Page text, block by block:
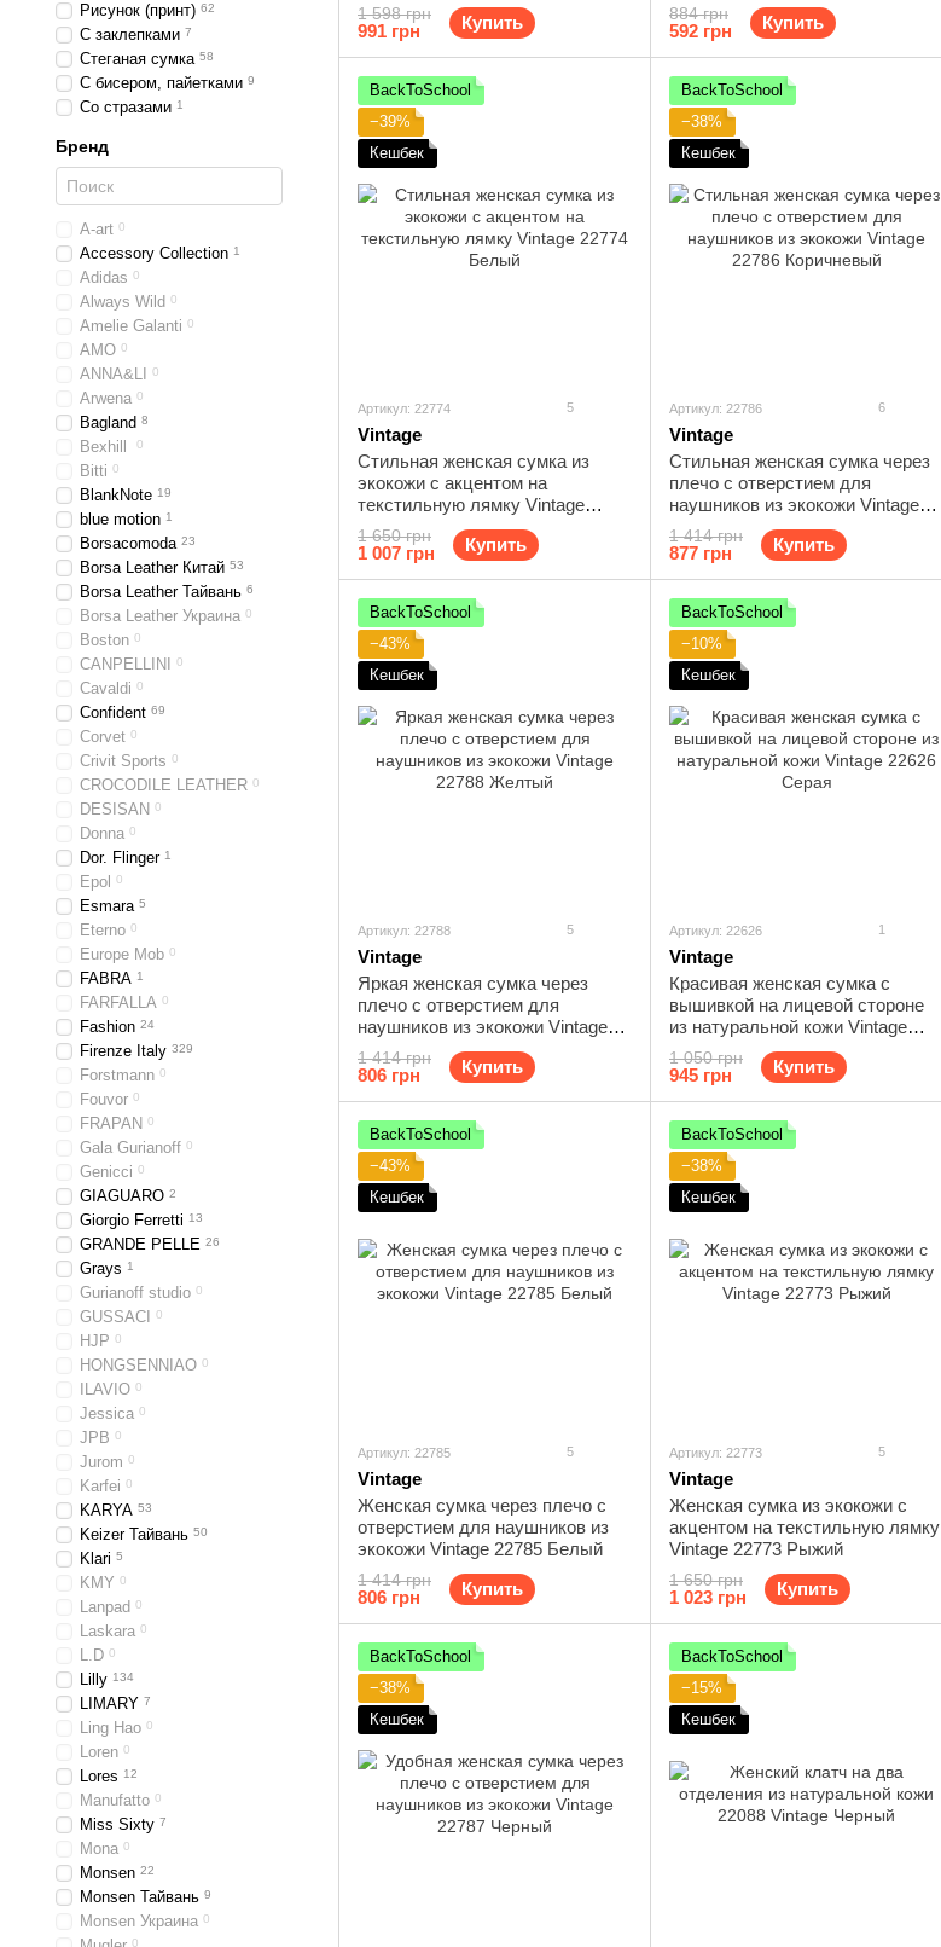
1 598 грн
991 грн Купить 884 грн
592 грн Купить
BackToSchool
−39%
Кешбек
Артикул: 22774 5
Vintage
Стильная женская сумка из
экокожи с акцентом на
текстильную лямку Vintage
22774 Белый
1 650 грн
1 007 грн Купить
BackToSchool
−38%
Кешбек
Артикул: 22786 6
Vintage
Стильная женская сумка через
плечо с отверстием для
наушников из экокожи Vintage
22786 Коричневый
1 414 грн
877 грн Купить
BackToSchool
−43%
Кешбек
Артикул: 22788 5
Vintage
Яркая женская сумка через
плечо с отверстием для
наушников из экокожи Vintage
22788 Желтый
1 414 грн
806 грн Купить
BackToSchool
−10%
Кешбек
Артикул: 22626 1
Vintage
Красивая женская сумка с
вышивкой на лицевой стороне
из натуральной кожи Vintage
22626 Серая
1 050 грн
945 грн Купить
BackToSchool
−43%
Кешбек
Артикул: 22785 5
Vintage
Женская сумка через плечо с
отверстием для наушников из
экокожи Vintage 22785 Белый
1 414 грн
806 грн Купить
BackToSchool
−38%
Кешбек
Артикул: 22773 5
Vintage
Женская сумка из экокожи с
акцентом на текстильную лямку
Vintage 22773 Рыжий
1 650 грн
1 023 грн Купить
BackToSchool
−38%
Кешбек
BackToSchool
−15%
Кешбек
Рисунок (принт) 62
С заклепками 7
Стеганая сумка 58
С бисером, пайетками 9
Со стразами 1
Бренд
A-art 0
Accessory Collection 1
Adidas 0
Always Wild 0
Amelie Galanti 0
AMO 0
ANNA&LI 0
Arwena 0
Bagland 8
Bexhill 0
Bitti 0
BlankNote 19
blue motion 1
Borsacomoda 23
Borsa Leather Китай 53
Borsa Leather Тайвань 6
Borsa Leather Украина 0
Boston 0
CANPELLINI 0
Cavaldi 0
Confident 69
Corvet 0
Crivit Sports 0
CROCODILE LEATHER 0
DESISAN 0
Donna 0
Dor. Flinger 1
Epol 0
Esmara 5
Eterno 0
Europe Mob 0
FABRA 1
FARFALLA 0
Fashion 24
Firenze Italy 329
Forstmann 0
Fouvor 0
FRAPAN 0
Gala Gurianoff 0
Genicci 0
GIAGUARO 2
Giorgio Ferretti 13
GRANDE PELLE 26
Grays 1
Gurianoff studio 0
GUSSACI 0
HJP 0
HONGSENNIAO 0
ILAVIO 0
Jessica 0
JPB 0
Jurom 0
Karfei 0
KARYA 53
Keizer Тайвань 50
Klari 5
KMY 0
Lanpad 0
Laskara 0
L.D 0
Lilly 134
LIMARY 7
Ling Hao 0
Loren 0
Lores 12
Manufatto 0
Miss Sixty 7
Mona 0
Monsen 22
Monsen Тайвань 9
Monsen Украина 0
0